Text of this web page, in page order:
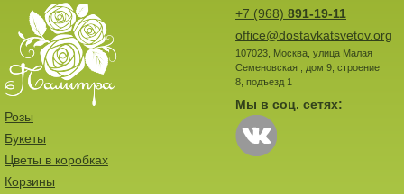
+7 (968) 891-19-11
office@dostavkatsvetov.org
107023, Москва, улица Малая
Семеновская , дом 9, строение
8, подъезд 1
Мы в соц. сетях:
Розы
Букеты
Цветы в коробках
Корзины